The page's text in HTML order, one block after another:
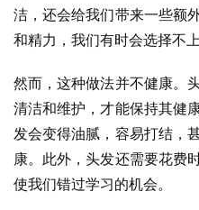
洁，还会给我们带来一些额
和精力，我们有时会选择不上
然而，这种做法并不健康。
清洁和维护，才能保持其健
发会变得油腻，容易打结，
康。此外，头发还需要花费
使我们错过学习的机会。